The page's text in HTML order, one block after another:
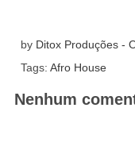
by Ditox Produções -
Tags: Afro House
Nenhum